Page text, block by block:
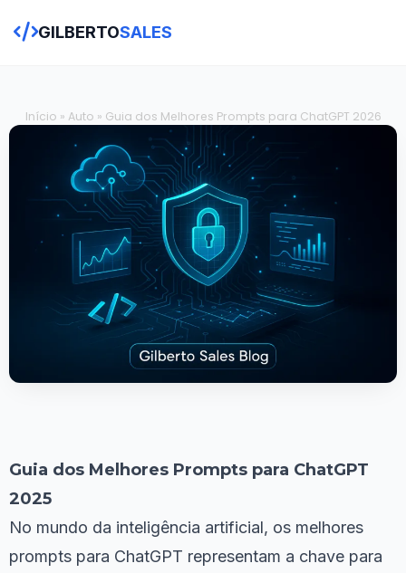
GILBERTOSALES
Início » Auto » Guia dos Melhores Prompts para ChatGPT 2026
Guia dos Melhores Prompts para ChatGPT
2025
No mundo da inteligência artificial, os melhores
prompts para ChatGPT representam a chave para